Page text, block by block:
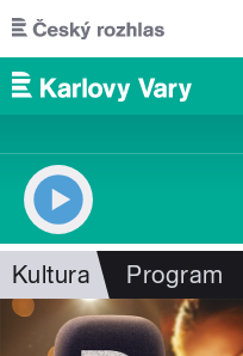
Přejít k hlavnímu obsahu
Kultura Program